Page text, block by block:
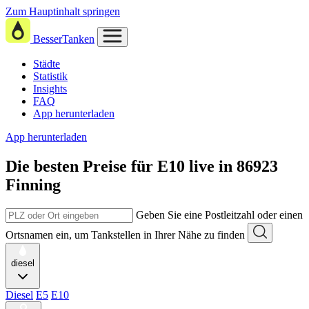
Zum Hauptinhalt springen
BesserTanken
Städte
Statistik
Insights
FAQ
App herunterladen
App herunterladen
Die besten Preise für E10 live in 86923
Finning
Geben Sie eine Postleitzahl oder einen
Ortsnamen ein, um Tankstellen in Ihrer Nähe zu finden
diesel
Diesel E5 E10